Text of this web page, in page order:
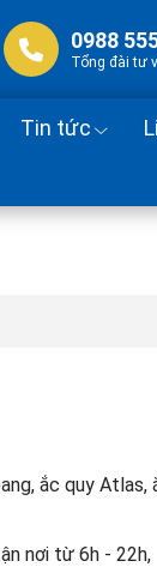
0988
Tổng đài tư
Tin tức
ắc quy Atlas,
nơi từ 6h - 22h,